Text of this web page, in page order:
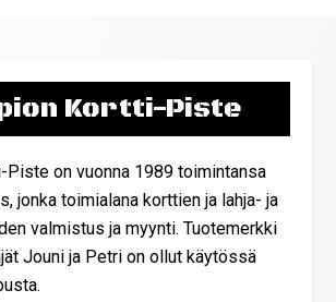
Kortti-Piste
Piste on vuonna 1989 toimintansa
jonka toimialana korttien ja lahja- ja
valmistus ja myynti. Tuotemerkki
Jouni ja Petri on ollut käytössä